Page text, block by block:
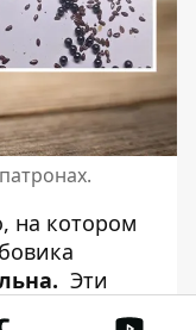
на котором
Эти